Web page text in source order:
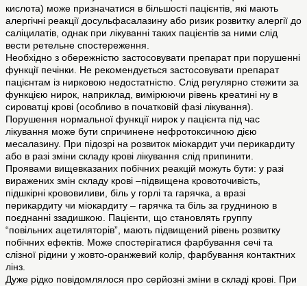
кислота) може призначатися в більшості пацієнтів, які мають
алергічні реакції досульфасалазину або ризик розвитку алергії до
саліцилатів, однак при лікуванні таких пацієнтів за ними слід
вести ретельне спостереження.
Необхідно з обережністю застосовувати препарат при порушенні
функції печінки. Не рекомендується застосовувати препарат
пацієнтам із нирковою недостатністю. Слід регулярно стежити за
функцією нирок, наприклад, вимірюючи рівень креатині ну в
сироватці крові (особливо в початковій фазі лікування).
Порушення нормальної функції нирок у пацієнта під час
лікування може бути спричинене нефротоксичною дією
месалазину. При підозрі на розвиток міокардит учи перикардиту
або в разі зміни складу крові лікування слід припинити.
Проявами вищевказаних побічних реакцій можуть бути: у разі
виражених змін складу крові –підвищена кровоточивість,
підшкірні крововиливи, біль у горлі та гарячка, а вразі
перикардиту чи міокардиту – гарячка та біль за грудниною в
поєднанні ззадишкою. Пацієнти, що становлять группу
“повільних ацетиляторів”, мають підвищений рівень розвитку
побічних ефектів. Може спостерігатися фарбування сечі та
слізної рідини у жовто-оранжевий колір, фарбування контактних
лінз.
Дуже рідко повідомлялося про серйозні зміни в складі крові. При